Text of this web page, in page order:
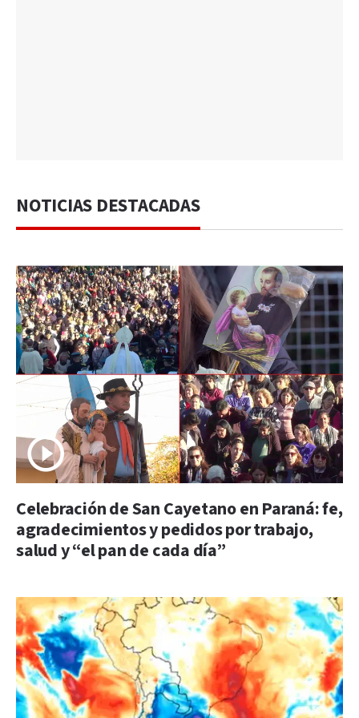
NOTICIAS DESTACADAS
Celebración de San Cayetano en Paraná: fe,
agradecimientos y pedidos por trabajo,
salud y “el pan de cada día”